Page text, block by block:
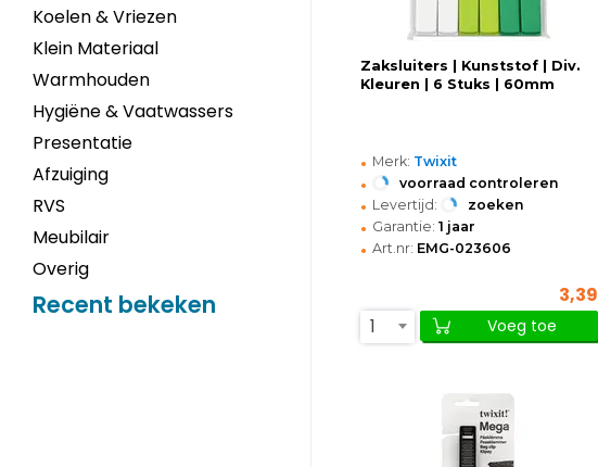
Koelen & Vriezen
Klein Materiaal
Warmhouden
Hygiëne & Vaatwassers
Presentatie
Afzuiging
RVS
Meubilair
Overig
Recent bekeken
Zaksluiters | Kunststof | Div.
Kleuren | 6 Stuks | 60mm
• Merk: Twixit
• voorraad controleren
• Levertijd: zoeken
• Garantie: 1 jaar
• Art.nr: EMG-023606
3,39
1
Voeg toe